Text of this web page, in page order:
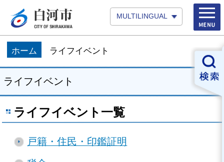
MULTILINGUAL
ホーム ライフイベント
ライフイベント
ライフイベント一覧
戸籍・住民・印鑑証明